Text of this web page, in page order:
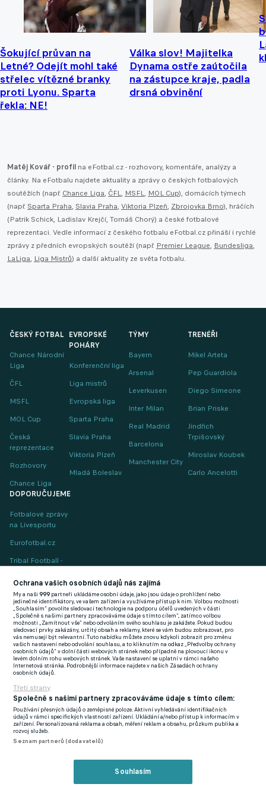
Šokující průvan na
Letné? Odejít mohl také
střelec vítězné branky
proti Lyonu. Sparta
řekla: NE!
Válka slov! Majitelka
Dynama ostře zaútočila
na zástupce kraje, padla
drsná obvinění
Matěj Kovář - profil na eFotbal.cz - rozhovory, komentáře, analýzy a
články. Na eFotbalu najdete aktuality a zprávy o českých fotbalových
soutěžích (např. Chance Liga, ČFL, MSFL, MOL Cup), domácích týmech
(např. Sparta Praha, Slavia Praha, Viktoria Plzeň, Zbrojovka Brno), hráčích
(Patrik Schick, Ladislav Krejčí, Tomáš Chorý) a české fotbalové
reprezentaci. Vedle informací z českého fotbalu eFotbal.cz přináší i rychlé
zprávy z předních evropských soutěží (např. Premier League, Bundesliga,
LaLiga, Liga Mistrů) a další aktuality ze světa fotbalu.
ČESKÝ FOTBAL
Chance Národní
Liga
ČFL
MSFL
MOL Cup
Česká
reprezentace
Rozhovory
Chance Liga
EVROPSKÉ
POHÁRY
Konferenční liga
Liga mistrů
Evropská liga
Sparta Praha
Slavia Praha
Viktoria Plzeň
Mladá Boleslav
TÝMY
Bayern
Arsenal
Leverkusen
Inter Milan
Real Madrid
Barcelona
Manchester City
TRENÉŘI
Mikel Arteta
Pep Guardiola
Diego Simeone
Brian Priske
Jindřich
Trpišovský
Miroslav Koubek
Carlo Ancelotti
DOPORUČUJEME
Fotbalové zprávy
na Livesportu
Eurofotbal.cz
Tribal Football -
(EN)
FlashFutbal (SK)
Tenisportal.cz
Tenisové zprávy
na Livesportu
Podmínky užití
Zásady ochrany osobních údajů
GDPR a žurnalistika
Ochrana vašich osobních údajů nás zajímá
My a naši999 partneři ukládáme osobní údaje, jako jsou údaje o prohlížení nebo
jedinečné identifikátory, ve vašem zařízení a využíváme přístup k nim. Volbou možnosti
„Souhlasím“ povolíte sledovací technologie na podporu účelů uvedených v části
„Společně s našimi partnery zpracováváme údaje s tímto cílem“, zatímco volbou
možnosti „Zamítnout vše“ nebo odvoláním svého souhlasu je zakážete. Pokud budou
sledovací prvky zakázány, určitý obsah a reklamy, které se vám budou zobrazovat, pro
vás nemusejí být relevantní. Tuto nabídku můžete znovu kdykoli zobrazit pro změnu
vašich nastavení nebo odvolání souhlasu, a to kliknutím na odkaz „Předvolby ochrany
osobních údajů“ v dolní části webových stránek nebo případně na plovoucí ikonu v
levém dolním rohu webových stránek. Vaše nastavení se uplatní v rámci našeho
Internetová stránka. Podrobnější informace najdete v našich Zásadách ochrany
osobních údajů.
Třetí strany
Společně s našimi partnery zpracováváme údaje s tímto cílem:
Používání přesných údajů o zeměpisné poloze. Aktivní vyhledávání identifikačních
údajů v rámci specifických vlastností zařízení. Ukládání a/nebo přístup k informacím v
zařízení. Personalizovaná reklama a obsah, měření reklam a obsahu, průzkum publika a
rozvoj služeb.
Seznam partnerů (dodavatelů)
Souhlasím